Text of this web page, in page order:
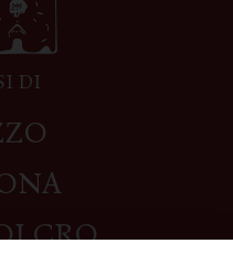
DI